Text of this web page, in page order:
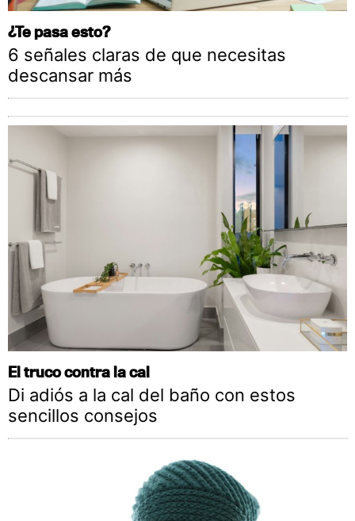
¿Te pasa esto?
6 señales claras de que necesitas
descansar más
El truco contra la cal
Di adiós a la cal del baño con estos
sencillos consejos